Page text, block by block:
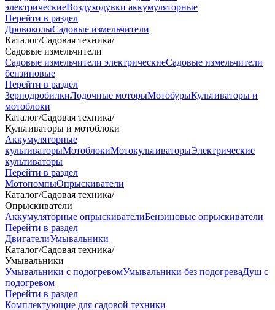
электрическиеВоздуходувки аккумуляторные
Перейти в раздел
ДровоколыСадовые измельчители
Каталог/Садовая техника/
Садовые измельчители
Садовые измельчители электрическиеСадовые измельчители
бензиновые
Перейти в раздел
ЗернодробилкиЛодочные моторыМотобурыКультиваторы и
мотоблоки
Каталог/Садовая техника/
Культиваторы и мотоблоки
Аккумуляторные
культиваторыМотоблокиМотокультиваторыЭлектрические
культиваторы
Перейти в раздел
МотопомпыОпрыскиватели
Каталог/Садовая техника/
Опрыскиватели
Аккумуляторные опрыскивателиБензиновые опрыскиватели
Перейти в раздел
ДвигателиУмывальники
Каталог/Садовая техника/
Умывальники
Умывальники с подогревомУмывальники без подогреваДуш с
подогревом
Перейти в раздел
Комплектующие для садовой техники